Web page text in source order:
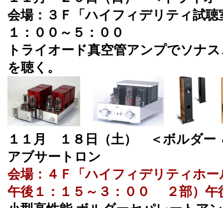
会場：３Ｆ「ハイフィデリティ試
１：００～５：００
トライオード真空管アンプでソナ
を聴く。
１１月 １８日（土） ＜ボルダ
アブサートロン
会場：４Ｆ「ハイフィデリティホ
午後１：１５～３：００ ２部）午